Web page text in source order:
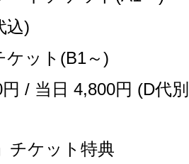
込)
ケット (B1～)
円 / 当日 4,800円 (D代別
チケット特典